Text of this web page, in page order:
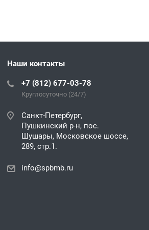
Наши контакты
+7 (812) 677-03-78
Круглосуточно (24/7)
Санкт-Петербург,
Пушкинский р-н, пос.
Шушары, Московское шоссе,
289, стр.1.
info@spbmb.ru